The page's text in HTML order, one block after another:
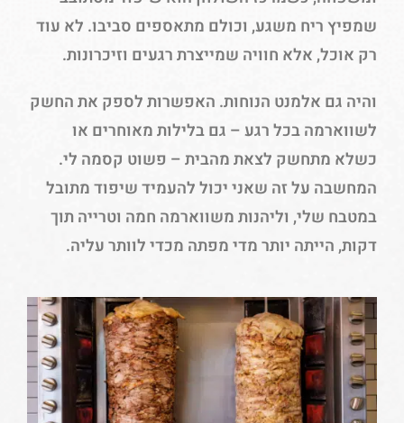
שמפיץ ריח משגע, וכולם מתאספים סביבו. לא עוד
רק אוכל, אלא חוויה שמייצרת רגעים וזיכרונות.
והיה גם אלמנט הנוחות. האפשרות לספק את החשק
לשווארמה בכל רגע – גם בלילות מאוחרים או
כשלא מתחשק לצאת מהבית – פשוט קסמה לי.
המחשבה על זה שאני יכול להעמיד שיפוד מתובל
במטבח שלי, וליהנות משווארמה חמה וטרייה תוך
דקות, הייתה יותר מדי מפתה מכדי לוותר עליה.